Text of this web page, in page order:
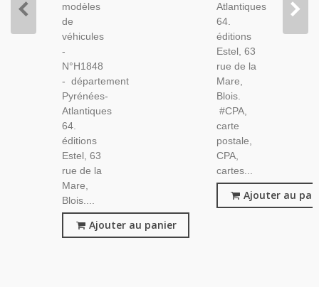
modèles
de
véhicules
-
N°H1848
- département
Pyrénées-
Atlantiques
64.
éditions
Estel, 63
rue de la
Mare,
Blois....
Ajouter au panier
Atlantiques
64.
éditions
Estel, 63
rue de la
Mare,
Blois.
#CPA,
carte
postale,
CPA,
cartes...
Ajouter au